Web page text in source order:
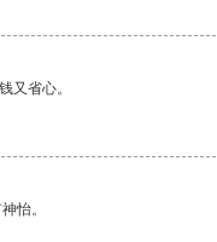
又省心。
怡。